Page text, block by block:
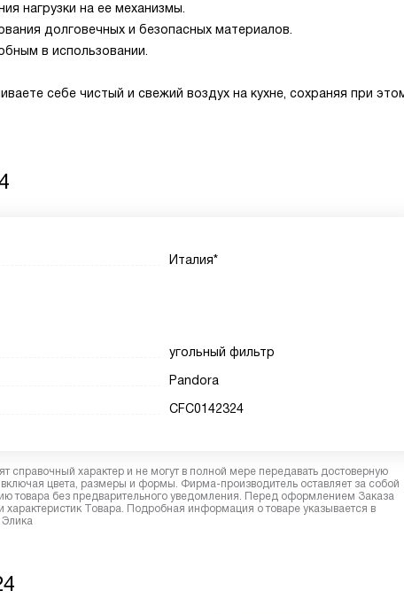
нагрузки на ее механизмы.
долговечных и безопасных материалов.
в использовании.
себе чистый и свежий воздух на кухне, сохраняя при
Италия*
угольный фильтр
Pandora
CFC0142324
характер и не могут в полной мере передавать достоверную
цвета, размеры и формы. Фирма-производитель оставляет за собой
товара без предварительного уведомления. Перед оформлением Заказа
Товара. Подробная информация о товаре указывается в
Элика